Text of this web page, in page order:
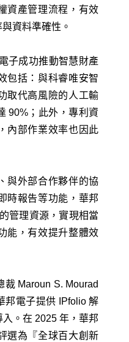
資產管理流程，有效
資料準確性。
子成功推動智慧財產
包括：與科睿唯安智
取代高風險的人工輸
90%；此外，專利資
內部作業效率也因此
與外部合作夥伴的協
時報告等功能，華邦
管理資源，實現相當
能，有效提升整體效
Maroun S. Mourad
邦電子提供 IPfolio 解
。在 2025 年，華邦
選為『全球百大創新